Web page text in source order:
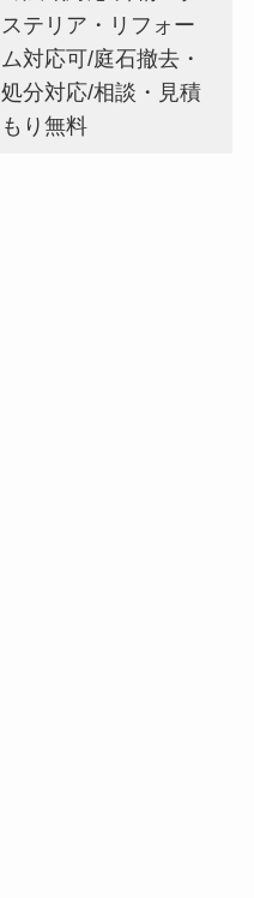
ステリア・リフォー
ム対応可/庭石撤去・
処分対応/相談・見積
もり無料